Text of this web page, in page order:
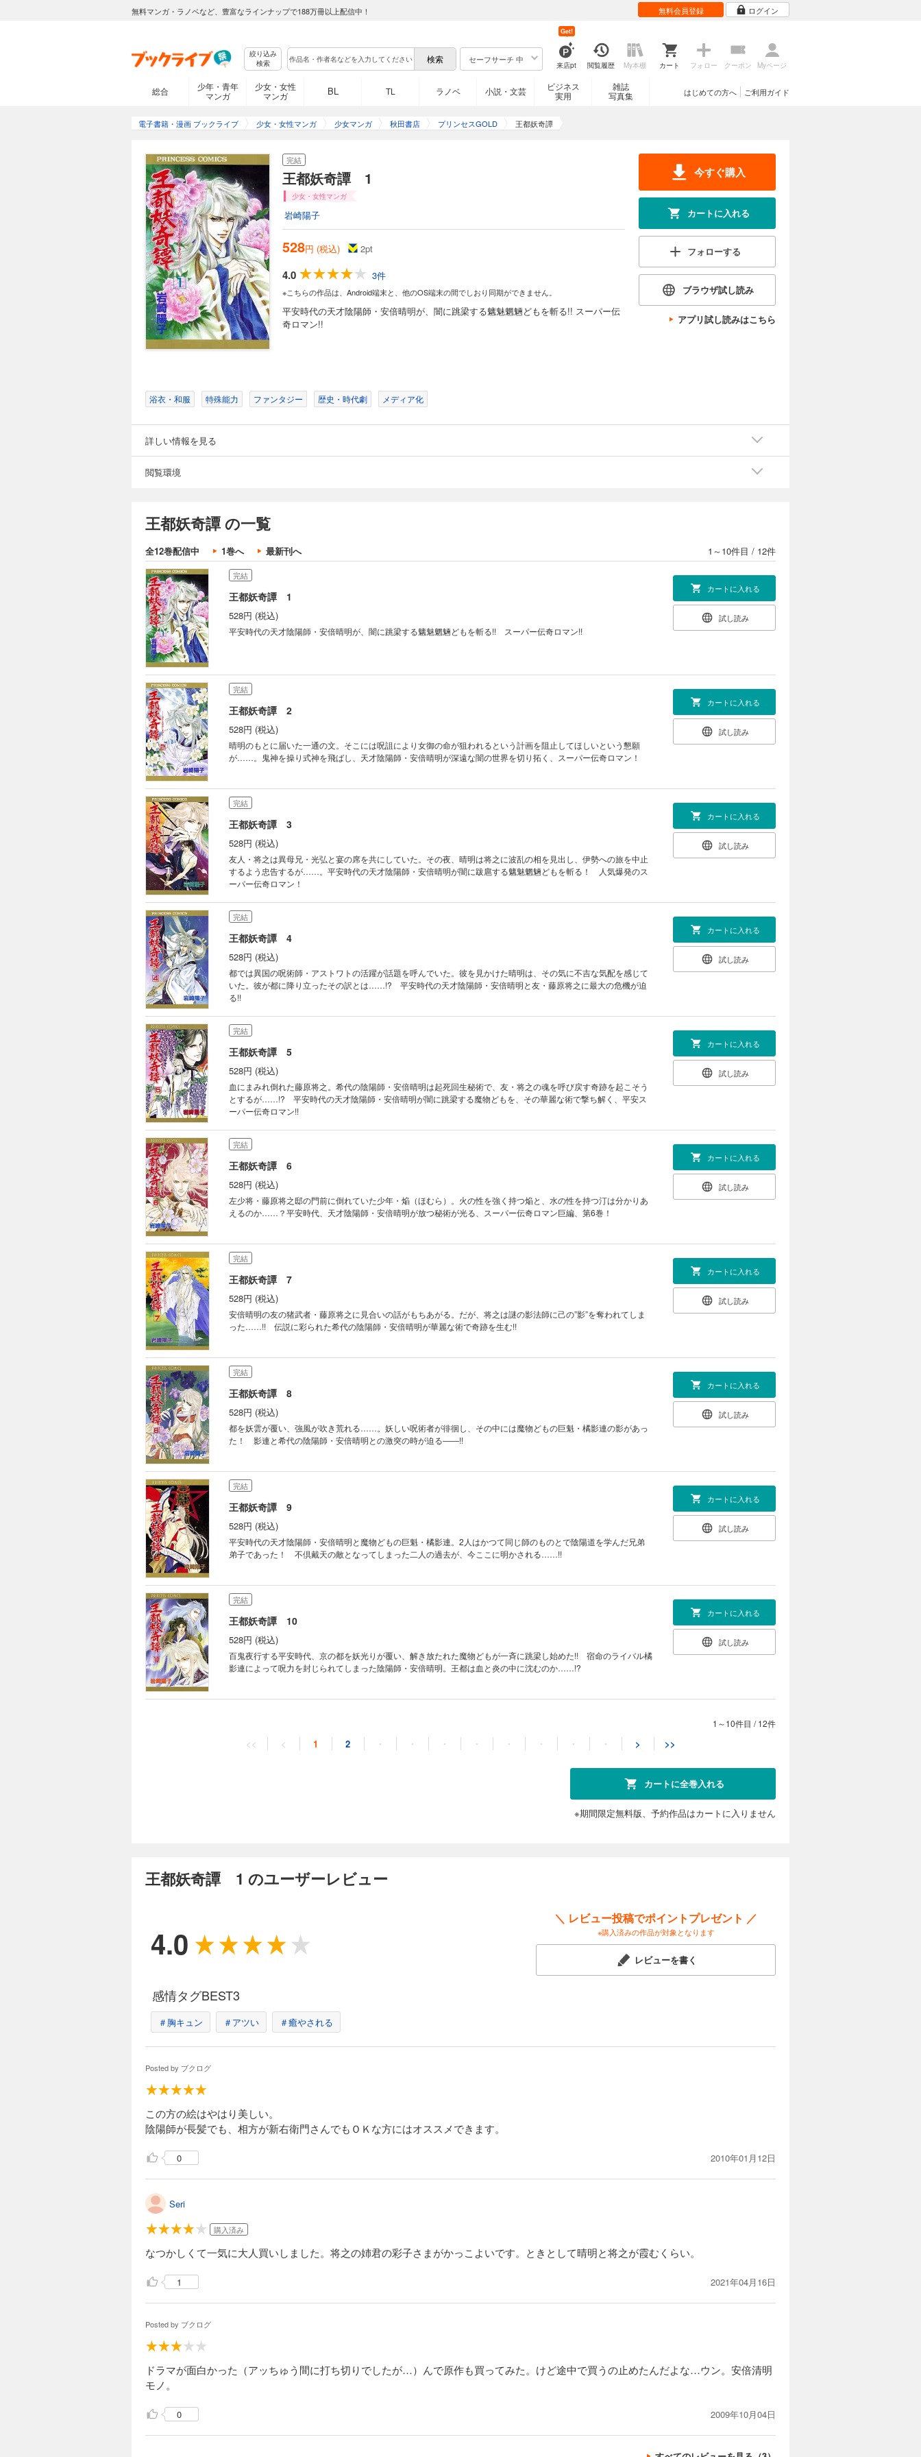
無料マンガ・ラノベなど、豊富なラインナップで188万冊以上配信中！ 無料会員登録 ログイン
絞り込み
検索
セーフサーチ 中
来店pt
Get!
閲覧履歴 My本棚 カート フォロー クーポン Myページ
総合
少年・青年
マンガ
少女・女性
マンガ
BL TL ラノベ 小説・文芸
ビジネス
実用
雑誌
写真集
ご利用ガイド
はじめての方へ
電子書籍・漫画 ブックライブ 少女・女性マンガ 少女マンガ 秋田書店 プリンセスGOLD 王都妖奇譚
完結
王都妖奇譚 1
少女・女性マンガ
岩崎陽子
528円 (税込) 2pt
4.0 3件
※こちらの作品は、Android端末と、他のOS端末の間でしおり同期ができません。
平安時代の天才陰陽師・安倍晴明が、闇に跳梁する魑魅魍魎どもを斬る!! スーパー伝
奇ロマン!!
今すぐ購入
カートに入れる
フォローする
ブラウザ試し読み
アプリ試し読みはこちら
浴衣・和服 特殊能力 ファンタジー 歴史・時代劇 メディア化
詳しい情報を見る
閲覧環境
王都妖奇譚 の一覧
全12巻配信中 1巻へ 最新刊へ 1～10件目 / 12件
完結
王都妖奇譚 1
528円 (税込)
平安時代の天才陰陽師・安倍晴明が、闇に跳梁する魑魅魍魎どもを斬る!! スーパー伝奇ロマン!!
カートに入れる
試し読み
完結
王都妖奇譚 2
528円 (税込)
晴明のもとに届いた一通の文。そこには呪詛により女御の命が狙われるという計画を阻止してほしいという懇願
が……。鬼神を操り式神を飛ばし、天才陰陽師・安倍晴明が深遠な闇の世界を切り拓く、スーパー伝奇ロマン！
カートに入れる
試し読み
完結
王都妖奇譚 3
528円 (税込)
友人・将之は異母兄・光弘と宴の席を共にしていた。その夜、晴明は将之に波乱の相を見出し、伊勢への旅を中止
するよう忠告するが……。平安時代の天才陰陽師・安倍晴明が闇に跋扈する魑魅魍魎どもを斬る！ 人気爆発のス
ーパー伝奇ロマン！
カートに入れる
試し読み
完結
王都妖奇譚 4
528円 (税込)
都では異国の呪術師・アストワトの活躍が話題を呼んでいた。彼を見かけた晴明は、その気に不吉な気配を感じて
いた。彼が都に降り立ったその訳とは……!? 平安時代の天才陰陽師・安倍晴明と友・藤原将之に最大の危機が迫
る!!
カートに入れる
試し読み
完結
王都妖奇譚 5
528円 (税込)
血にまみれ倒れた藤原将之。希代の陰陽師・安倍晴明は起死回生秘術で、友・将之の魂を呼び戻す奇跡を起こそう
とするが……!? 平安時代の天才陰陽師・安倍晴明が闇に跳梁する魔物どもを、その華麗な術で撃ち解く、平安ス
ーパー伝奇ロマン!!
カートに入れる
試し読み
完結
王都妖奇譚 6
528円 (税込)
左少将・藤原将之邸の門前に倒れていた少年・焔（ほむら）。火の性を強く持つ焔と、水の性を持つ汀は分かりあ
えるのか……？平安時代、天才陰陽師・安倍晴明が放つ秘術が光る、スーパー伝奇ロマン巨編、第6巻！
カートに入れる
試し読み
完結
王都妖奇譚 7
528円 (税込)
安倍晴明の友の猪武者・藤原将之に見合いの話がもちあがる。だが、将之は謎の影法師に己の”影”を奪われてしま
った……!! 伝説に彩られた希代の陰陽師・安倍晴明が華麗な術で奇跡を生む!!
カートに入れる
試し読み
完結
王都妖奇譚 8
528円 (税込)
都を妖雲が覆い、強風が吹き荒れる……。妖しい呪術者が徘徊し、その中には魔物どもの巨魁・橘影連の影があっ
た！ 影連と希代の陰陽師・安倍晴明との激突の時が迫る――!!
カートに入れる
試し読み
完結
王都妖奇譚 9
528円 (税込)
平安時代の天才陰陽師・安倍晴明と魔物どもの巨魁・橘影連。2人はかつて同じ師のものとで陰陽道を学んだ兄弟
弟子であった！ 不倶戴天の敵となってしまった二人の過去が、今ここに明かされる……!!
カートに入れる
試し読み
完結
王都妖奇譚 10
528円 (税込)
百鬼夜行する平安時代、京の都を妖光りが覆い、解き放たれた魔物どもが一斉に跳梁し始めた!! 宿命のライバル橘
影連によって呪力を封じられてしまった陰陽師・安倍晴明。王都は血と炎の中に沈むのか……!?
カートに入れる
試し読み
王都妖奇譚 11
528円 (税込)
平安時代、京の都に恨みを抱く橘影連は、都中に鬼どもを放ち、瘴気を撒き散らす。都は妖光に覆われ、天空に浮
かび上がった。王都を救うため安倍晴明や藤原将之らが影連に最後の決戦を挑む……!! 因縁深き宿敵との最後のす
カートに入れる
瀬戸内に反逆者・藤原純友の復活の噂が流れていた。その真偽を確かめるため、安倍晴明は西海に向かった
1～10件目 /12件
<< < 1 2 ・ ・ ・ ・ ・ ・ ・ ・ > >>
カートに全巻入れる
※期間限定無料版、予約作品はカートに入りません
王都妖奇譚 1 のユーザーレビュー
4.0
＼ レビュー投稿でポイントプレゼント ／
※購入済みの作品が対象となります
レビューを書く
感情タグBEST3
＃胸キュン ＃アツい ＃癒やされる
Posted by ブクログ
この方の絵はやはり美しい。
陰陽師が長髪でも、相方が新右衛門さんでもＯＫな方にはオススメできます。
0 2010年01月12日
Seri
購入済み
なつかしくて一気に大人買いしました。将之の姉君の彩子さまがかっこよいです。ときとして晴明と将之が霞むくらい。
1 2021年04月16日
Posted by ブクログ
ドラマが面白かった（アッちゅう間に打ち切りでしたが…）んで原作も買ってみた。けど途中で買うの止めたんだよな…ウン。安倍清明
モノ。
0 2009年10月04日